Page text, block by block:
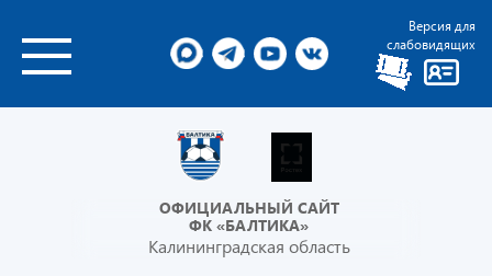
Версия для
слабовидящих
ОФИЦИАЛЬНЫЙ САЙТ
ФК «БАЛТИКА»
Калининградская область